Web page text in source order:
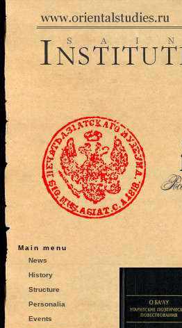
Main menu
News
History
Structure
Personalia
Events